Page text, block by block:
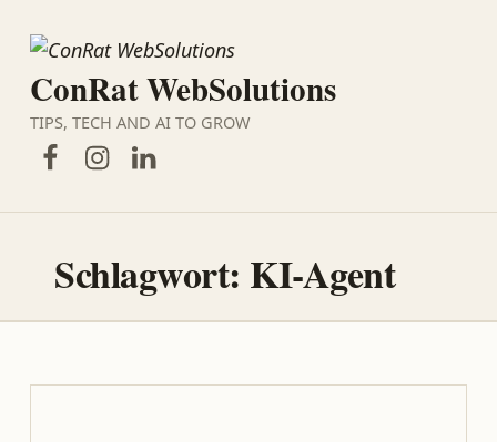
ConRat WebSolutions
TIPS, TECH AND AI TO GROW
Facebook
Instagram
LinkedIn
Schlagwort: KI-Agent